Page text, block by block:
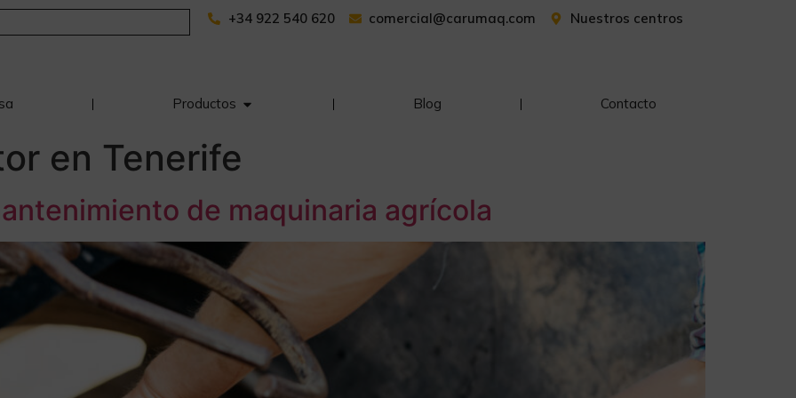
+34 922 540 620 comercial@carumaq.com Nuestros centros
Productos Blog Contacto
en Tenerife
de maquinaria agrícola